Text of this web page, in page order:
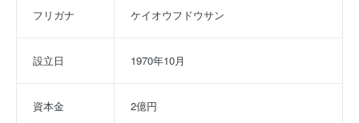
フリガナ ケイオウフドウサン
設立日 1970年10月
資本金 2億円